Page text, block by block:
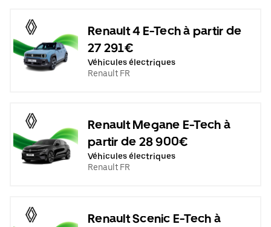
Renault 4 E-Tech à partir de
27 291€
Véhicules électriques
Renault FR
Renault Megane E-Tech à
partir de 28 900€
Véhicules électriques
Renault FR
Renault Scenic E-Tech à